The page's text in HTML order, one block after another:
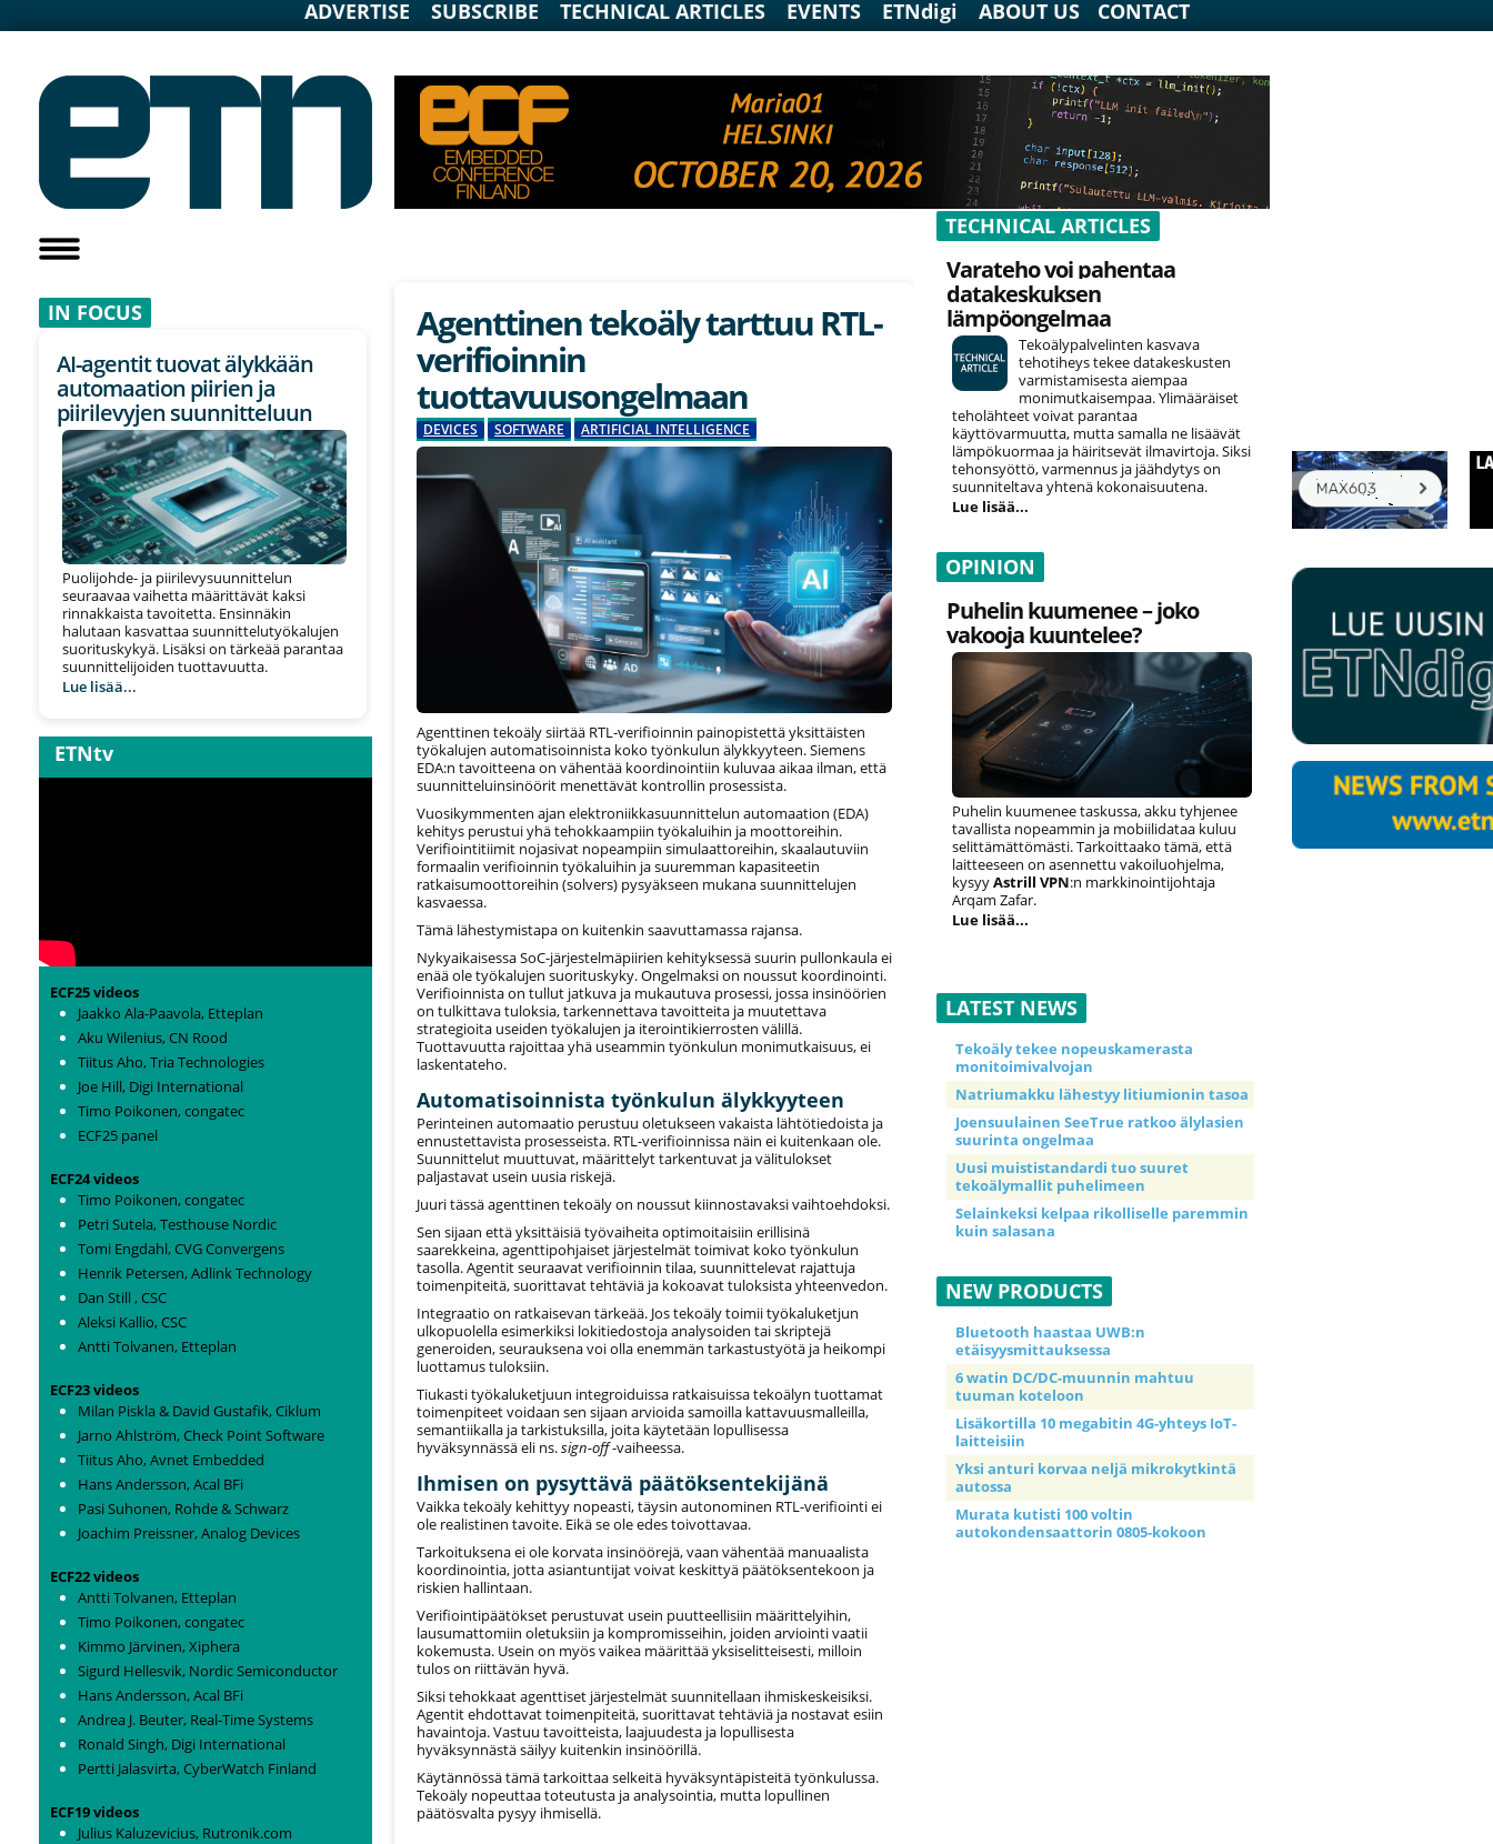
ADVERTISE SUBSCRIBE TECHNICAL ARTICLES EVENTS ETNdigi ABOUT US CONTACT
IN FOCUS
AI-agentit tuovat älykkään
automaation piirien ja
piirilevyjen suunnitteluun
Puolijohde- ja piirilevysuunnittelun
seuraavaa vaihetta määrittävät kaksi
rinnakkaista tavoitetta. Ensinnäkin
halutaan kasvattaa suunnittelutyökalujen
suorituskykyä. Lisäksi on tärkeää parantaa
suunnittelijoiden tuottavuutta.
Lue lisää...
ETNtv
ECF25 videos
Jaakko Ala-Paavola, Etteplan
Aku Wilenius, CN Rood
Tiitus Aho, Tria Technologies
Joe Hill, Digi International
Timo Poikonen, congatec
ECF25 panel
ECF24 videos
Timo Poikonen, congatec
Petri Sutela, Testhouse Nordic
Tomi Engdahl, CVG Convergens
Henrik Petersen, Adlink Technology
Dan Still , CSC
Aleksi Kallio, CSC
Antti Tolvanen, Etteplan
ECF23 videos
Milan Piskla & David Gustafik, Ciklum
Jarno Ahlström, Check Point Software
Tiitus Aho, Avnet Embedded
Hans Andersson, Acal BFi
Pasi Suhonen, Rohde & Schwarz
Joachim Preissner, Analog Devices
ECF22 videos
Antti Tolvanen, Etteplan
Timo Poikonen, congatec
Kimmo Järvinen, Xiphera
Sigurd Hellesvik, Nordic Semiconductor
Hans Andersson, Acal BFi
Andrea J. Beuter, Real-Time Systems
Ronald Singh, Digi International
Pertti Jalasvirta, CyberWatch Finland
ECF19 videos
Julius Kaluzevicius, Rutronik.com
Agenttinen tekoäly tarttuu RTL-
verifioinnin
tuottavuusongelmaan
DEVICES SOFTWARE ARTIFICIAL INTELLIGENCE
Agenttinen tekoäly siirtää RTL-verifioinnin painopistettä yksittäisten
työkalujen automatisoinnista koko työnkulun älykkyyteen. Siemens
EDA:n tavoitteena on vähentää koordinointiin kuluvaa aikaa ilman, että
suunnitteluinsinöörit menettävät kontrollin prosessista.
Vuosikymmenten ajan elektroniikkasuunnittelun automaation (EDA)
kehitys perustui yhä tehokkaampiin työkaluihin ja moottoreihin.
Verifiointitiimit nojasivat nopeampiin simulaattoreihin, skaalautuviin
formaalin verifioinnin työkaluihin ja suuremman kapasiteetin
ratkaisumoottoreihin (solvers) pysyäkseen mukana suunnittelujen
kasvaessa.
Tämä lähestymistapa on kuitenkin saavuttamassa rajansa.
Nykyaikaisessa SoC-järjestelmäpiirien kehityksessä suurin pullonkaula ei
enää ole työkalujen suorituskyky. Ongelmaksi on noussut koordinointi.
Verifioinnista on tullut jatkuva ja mukautuva prosessi, jossa insinöörien
on tulkittava tuloksia, tarkennettava tavoitteita ja muutettava
strategioita useiden työkalujen ja iterointikierrosten välillä.
Tuottavuutta rajoittaa yhä useammin työnkulun monimutkaisuus, ei
laskentateho.
Automatisoinnista työnkulun älykkyyteen
Perinteinen automaatio perustuu oletukseen vakaista lähtötiedoista ja
ennustettavista prosesseista. RTL-verifioinnissa näin ei kuitenkaan ole.
Suunnittelut muuttuvat, määrittelyt tarkentuvat ja välitulokset
paljastavat usein uusia riskejä.
Juuri tässä agenttinen tekoäly on noussut kiinnostavaksi vaihtoehdoksi.
Sen sijaan että yksittäisiä työvaiheita optimoitaisiin erillisinä
saarekkeina, agenttipohjaiset järjestelmät toimivat koko työnkulun
tasolla. Agentit seuraavat verifioinnin tilaa, suunnittelevat rajattuja
toimenpiteitä, suorittavat tehtäviä ja kokoavat tuloksista yhteenvedon.
Integraatio on ratkaisevan tärkeää. Jos tekoäly toimii työkaluketjun
ulkopuolella esimerkiksi lokitiedostoja analysoiden tai skriptejä
generoiden, seurauksena voi olla enemmän tarkastustyötä ja heikompi
luottamus tuloksiin.
Tiukasti työkaluketjuun integroiduissa ratkaisuissa tekoälyn tuottamat
toimenpiteet voidaan sen sijaan arvioida samoilla kattavuusmalleilla,
semantiikalla ja tarkistuksilla, joita käytetään lopullisessa
hyväksynnässä eli ns.sign-off-vaiheessa.
Ihmisen on pysyttävä päätöksentekijänä
Vaikka tekoäly kehittyy nopeasti, täysin autonominen RTL-verifiointi ei
ole realistinen tavoite. Eikä se ole edes toivottavaa.
Tarkoituksena ei ole korvata insinöörejä, vaan vähentää manuaalista
koordinointia, jotta asiantuntijat voivat keskittyä päätöksentekoon ja
riskien hallintaan.
Verifiointipäätökset perustuvat usein puutteellisiin määrittelyihin,
lausumattomiin oletuksiin ja kompromisseihin, joiden arviointi vaatii
kokemusta. Usein on myös vaikea määrittää yksiselitteisesti, milloin
tulos on riittävän hyvä.
Siksi tehokkaat agenttiset järjestelmät suunnitellaan ihmiskeskeisiksi.
Agentit ehdottavat toimenpiteitä, suorittavat tehtäviä ja nostavat esiin
havaintoja. Vastuu tavoitteista, laajuudesta ja lopullisesta
hyväksynnästä säilyy kuitenkin insinöörillä.
Käytännössä tämä tarkoittaa selkeitä hyväksyntäpisteitä työnkulussa.
Tekoäly nopeuttaa toteutusta ja analysointia, mutta lopullinen
päätösvalta pysyy ihmisellä.
TECHNICAL ARTICLES
Varateho voi pahentaa
datakeskuksen
lämpöongelmaa
Tekoälypalvelinten kasvava
tehotiheys tekee datakeskusten
varmistamisesta aiempaa
monimutkaisempaa. Ylimääräiset
teholähteet voivat parantaa
käyttövarmuutta, mutta samalla ne lisäävät
lämpökuormaa ja häiritsevät ilmavirtoja. Siksi
tehonsyöttö, varmennus ja jäähdytys on
suunniteltava yhtenä kokonaisuutena.
Lue lisää...
OPINION
Puhelin kuumenee – joko
vakooja kuuntelee?
Puhelin kuumenee taskussa, akku tyhjenee
tavallista nopeammin ja mobiilidataa kuluu
selittämättömästi. Tarkoittaako tämä, että
laitteeseen on asennettu vakoiluohjelma,
kysyyAstrill VPN:n markkinointijohtaja
Arqam Zafar.
Lue lisää...
LATEST NEWS
Tekoäly tekee nopeuskamerasta
monitoimivalvojan
Natriumakku lähestyy litiumionin tasoa
Joensuulainen SeeTrue ratkoo älylasien
suurinta ongelmaa
Uusi muististandardi tuo suuret
tekoälymallit puhelimeen
Selainkeksi kelpaa rikolliselle paremmin
kuin salasana
NEW PRODUCTS
Bluetooth haastaa UWB:n
etäisyysmittauksessa
6 watin DC/DC-muunnin mahtuu
tuuman koteloon
Lisäkortilla 10 megabitin 4G-yhteys IoT-
laitteisiin
Yksi anturi korvaa neljä mikrokytkintä
autossa
Murata kutisti 100 voltin
autokondensaattorin 0805-kokoon